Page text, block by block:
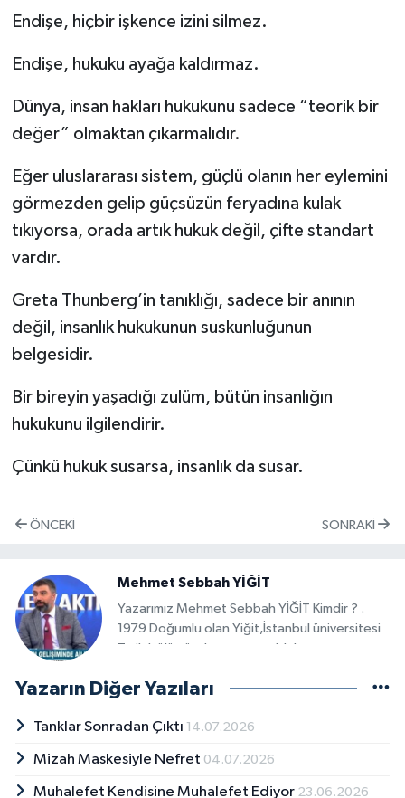
Endişe, hiçbir işkence izini silmez.
Endişe, hukuku ayağa kaldırmaz.
Dünya, insan hakları hukukunu sadece “teorik bir
değer” olmaktan çıkarmalıdır.
Eğer uluslararası sistem, güçlü olanın her eylemini
görmezden gelip güçsüzün feryadına kulak
tıkıyorsa, orada artık hukuk değil, çifte standart
vardır.
Greta Thunberg’in tanıklığı, sadece bir anının
değil, insanlık hukukunun suskunluğunun
belgesidir.
Bir bireyin yaşadığı zulüm, bütün insanlığın
hukukunu ilgilendirir.
Çünkü hukuk susarsa, insanlık da susar.
ÖNCEKI SONRAKI
Mehmet Sebbah YİĞİT
Yazarımız Mehmet Sebbah YİĞİT Kimdir ? .
1979 Doğumlu olan Yiğit,İstanbul üniversitesi
Tarih bölümünden mezun olduktan sonra
Bilimleri okudum. Aynı üniversitede Davranış
Üniversitesinde Aile Danışmanlığı Eğitimi
Psikyatrlar Derneği başta olmak üzere
psikoloji ile ilgili çeşitli sertifika programlarına
Yazarın Diğer Yazıları
Tanklar Sonradan Çıktı 14.07.2026
Mizah Maskesiyle Nefret 04.07.2026
Muhalefet Kendisine Muhalefet Ediyor 23.06.2026